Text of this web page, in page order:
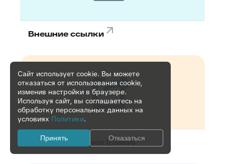
Внешние ссылки
Внешние ссылки (омни)
Сайт использует cookie. Вы можете
отказаться от использования cookie,
изменив настройки в браузере.
Используя сайт, вы соглашаетесь на
обработку персональных данных на
условиях Политики.
Принять Отказаться